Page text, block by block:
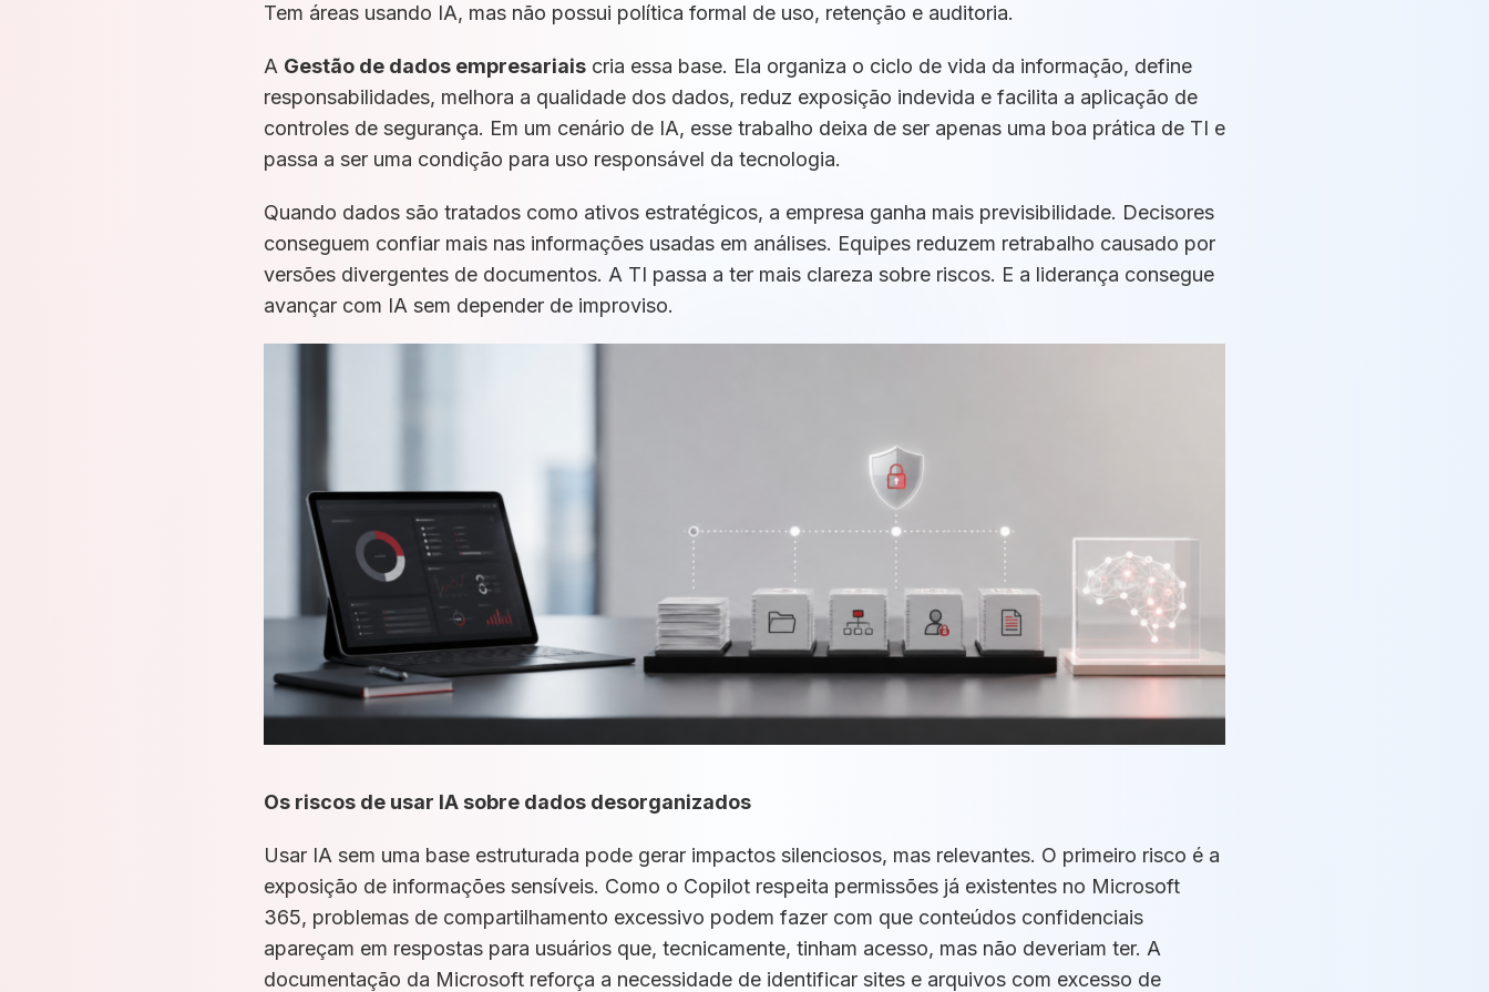
Tem áreas usando IA, mas não possui política formal de uso, retenção e auditoria.
A Gestão de dados empresariais cria essa base. Ela organiza o ciclo de vida da informação, define
responsabilidades, melhora a qualidade dos dados, reduz exposição indevida e facilita a aplicação de
controles de segurança. Em um cenário de IA, esse trabalho deixa de ser apenas uma boa prática de TI e
passa a ser uma condição para uso responsável da tecnologia.
Quando dados são tratados como ativos estratégicos, a empresa ganha mais previsibilidade. Decisores
conseguem confiar mais nas informações usadas em análises. Equipes reduzem retrabalho causado por
versões divergentes de documentos. A TI passa a ter mais clareza sobre riscos. E a liderança consegue
avançar com IA sem depender de improviso.
Os riscos de usar IA sobre dados desorganizados
Usar IA sem uma base estruturada pode gerar impactos silenciosos, mas relevantes. O primeiro risco é a
exposição de informações sensíveis. Como o Copilot respeita permissões já existentes no Microsoft
365, problemas de compartilhamento excessivo podem fazer com que conteúdos confidenciais
apareçam em respostas para usuários que, tecnicamente, tinham acesso, mas não deveriam ter. A
documentação da Microsoft reforça a necessidade de identificar sites e arquivos com excesso de